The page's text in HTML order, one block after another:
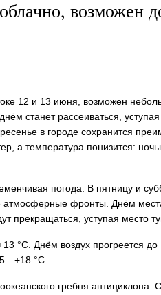
возможен
12 и 13 июня, возможен
станет рассеиваться,
в городе сохранится
а температура понизится:
погода. В пятницу и
атмосферные фронты. Днём
прекращаться, уступая место
°C. Днём воздух прогреется
°C.
гребня антициклона.